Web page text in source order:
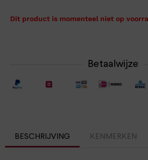
Dit product is momenteel niet op
Betaalwijze
BESCHRIJVING KENMERKEN